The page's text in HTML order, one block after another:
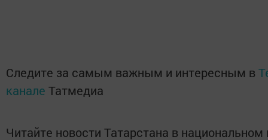
Следите за самым важным и интересным в
канале Татмедиа
Читайте новости Татарстана в